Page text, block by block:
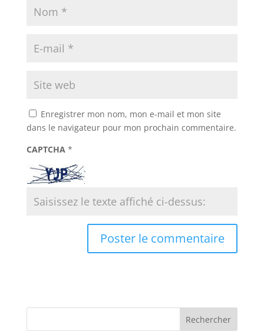
Enregistrer mon nom, mon e-mail et mon site
dans le navigateur pour mon prochain commentaire.
CAPTCHA *